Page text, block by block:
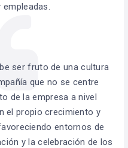
ser fruto de una cultura
que no se centre
de la empresa a nivel
el propio crecimiento y
entornos de
y la celebración de los